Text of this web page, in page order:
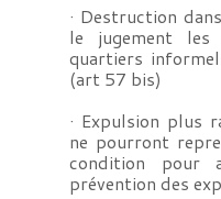
· Destruction
le jugement les
quartiers
(art 57 bis)
· Expulsion plus
ne pourront
condition pour
prévention des